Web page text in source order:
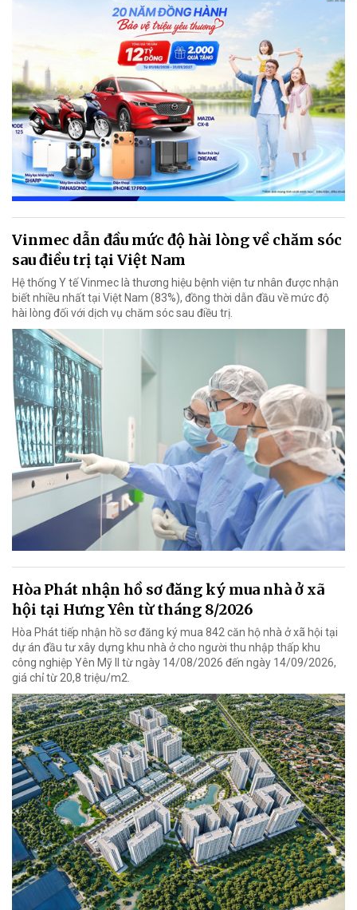
Vinmec dẫn đầu mức độ hài lòng về chăm sóc
sau điều trị tại Việt Nam
Hệ thống Y tế Vinmec là thương hiệu bệnh viện tư nhân được nhận
biết nhiều nhất tại Việt Nam (83%), đồng thời dẫn đầu về mức độ
hài lòng đối với dịch vụ chăm sóc sau điều trị.
Hòa Phát nhận hồ sơ đăng ký mua nhà ở xã
hội tại Hưng Yên từ tháng 8/2026
Hòa Phát tiếp nhận hồ sơ đăng ký mua 842 căn hộ nhà ở xã hội tại
dự án đầu tư xây dựng khu nhà ở cho người thu nhập thấp khu
công nghiệp Yên Mỹ II từ ngày 14/08/2026 đến ngày 14/09/2026,
giá chỉ từ 20,8 triệu/m2.